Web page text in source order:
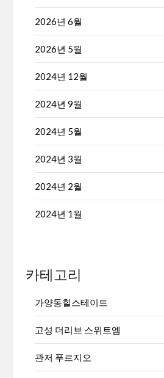
2026년 6월
2026년 5월
2024년 12월
2024년 9월
2024년 5월
2024년 3월
2024년 2월
2024년 1월
카테고리
가양동힐스테이트
고성 더리브 스위트엠
관저 푸르지오